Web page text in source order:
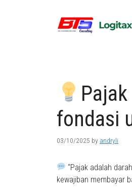
fondasi
03/10/2025 by andryli
“Pajak adalah
kewajiban membayar